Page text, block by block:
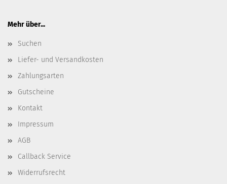
Mehr über...
Suchen
Liefer- und Versandkosten
Zahlungsarten
Gutscheine
Kontakt
Impressum
AGB
Callback Service
Widerrufsrecht